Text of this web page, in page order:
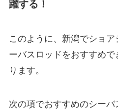
躍する！
このように、新潟でショ
ーバスロッドをおすすめ
ります。
次の項でおすすめのシー